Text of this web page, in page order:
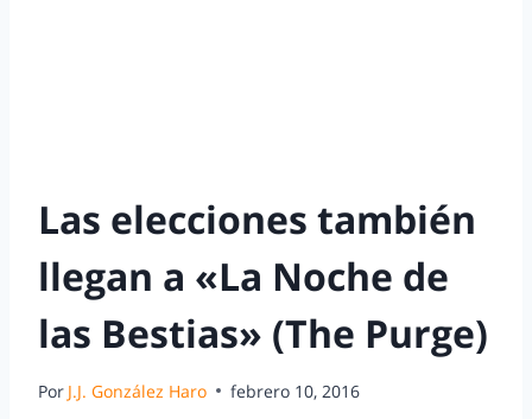
Las elecciones también
llegan a «La Noche de
las Bestias» (The Purge)
Por J.J. González Haro febrero 10, 2016